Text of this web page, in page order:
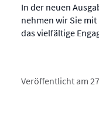
In der neuen
nehmen wir Sie
das vielfältige
Veröffentlicht am